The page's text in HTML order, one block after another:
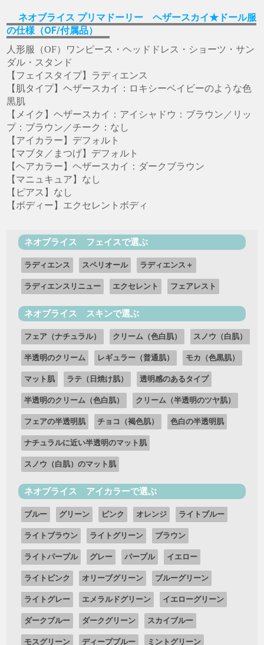
ネオブライス プリマドーリー ヘザースカイ★ドール服
の仕様（OF/付属品）
人形服（OF）ワンピース・ヘッドドレス・ショーツ・サン
ダル・スタンド
【フェイスタイプ】ラディエンス
【肌タイプ】ヘザースカイ：ロキシーベイビーのような色
黒肌
【メイク】ヘザースカイ：アイシャドウ：ブラウン／リッ
プ：ブラウン／チーク：なし
【アイカラー】デフォルト
【マブタ／まつげ】デフォルト
【ヘアカラー】ヘザースカイ：ダークブラウン
【マニュキュア】なし
【ピアス】なし
【ボディー】エクセレントボディ
ネオブライス フェイスで選ぶ
ラディエンス スペリオール ラディエンス＋
ラディエンスリニュー エクセレント フェアレスト
ネオブライス スキンで選ぶ
フェア（ナチュラル） クリーム（色白肌） スノウ（白肌）
半透明のクリーム レギュラー（普通肌） モカ（色黒肌）
マット肌 ラテ（日焼け肌） 透明感のあるタイプ
半透明のクリーム（色白肌） クリーム（半透明のツヤ肌）
フェアの半透明肌 チョコ（褐色肌） 色白の半透明肌
ナチュラルに近い半透明のマット肌
スノウ（白肌）のマット肌
ネオブライス アイカラーで選ぶ
ブルー グリーン ピンク オレンジ ライトブルー
ライトブラウン ライトグリーン ブラウン
ライトパープル グレー パープル イエロー
ライトピンク オリーブグリーン ブルーグリーン
ライトグレー エメラルドグリーン イエローグリーン
ダークブルー ダークグリーン スカイブルー
モスグリーン ディープブルー ミントグリーン